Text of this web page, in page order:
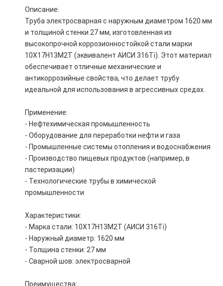
Описание:
Труба электросварная с наружным диаметром 1620 мм
и толщиной стенки 27 мм, изготовленная из
высокопрочной коррозионностойкой стали марки
10Х17Н13М2Т (эквивалент АИСИ 316Ti). Этот материал
обеспечивает отличные механические и
антикоррозийные свойства, что делает трубу
идеальной для использования в агрессивных средах.
Применение:
- Нефтехимическая промышленность
- Оборудование для переработки нефти и газа
- Промышленные системы отопления и водоснабжения
- Производство пищевых продуктов (например, в
пастеризации)
- Технологические трубы в химической
промышленности
Характеристики:
- Марка стали: 10Х17Н13М2Т (АИСИ 316Ti)
- Наружный диаметр: 1620 мм
- Толщина стенки: 27 мм
- Сварной шов: электросварной
Преимущества: